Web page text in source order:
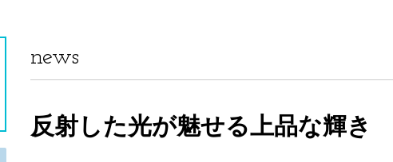
news
反射した光が魅せる上品な輝き